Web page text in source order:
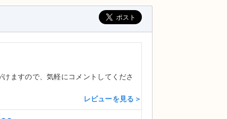
ますので、気軽にコメントしてくださ
レビューを見る＞